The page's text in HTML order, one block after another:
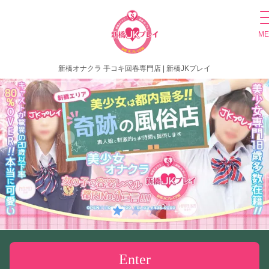
新橋オナクラ 手コキ回春専門店 | 新橋JKプレイ
Enter